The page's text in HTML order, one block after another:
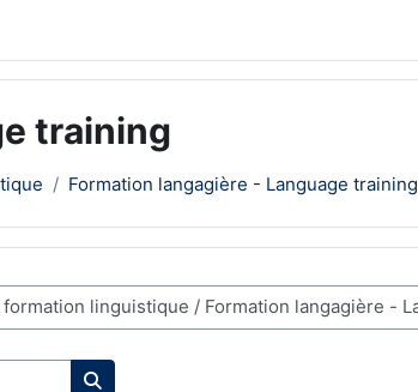
training
Formation langagière - Language training